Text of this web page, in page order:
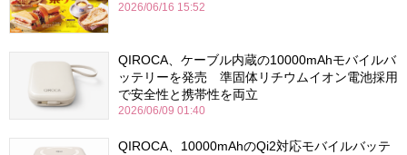
2026/06/16 15:52
QIROCA、ケーブル内蔵の10000mAhモバイルバ
ッテリーを発売 準固体リチウムイオン電池採用
で安全性と携帯性を両立
2026/06/09 01:40
QIROCA、10000mAhのQi2対応モバイルバッテ